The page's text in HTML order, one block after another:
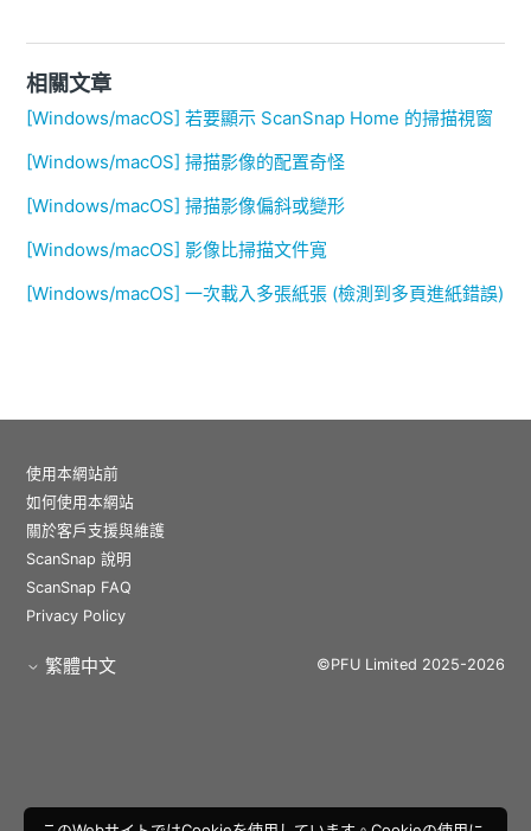
相關文章
[Windows/macOS] 若要顯示 ScanSnap Home 的掃描視窗
[Windows/macOS] 掃描影像的配置奇怪
[Windows/macOS] 掃描影像偏斜或變形
[Windows/macOS] 影像比掃描文件寬
[Windows/macOS] 一次載入多張紙張 (檢測到多頁進紙錯誤)
使用本網站前
如何使用本網站
關於客戶支援與維護
ScanSnap 說明
ScanSnap FAQ
Privacy Policy
繁體中文 ©PFU Limited 2025-2026